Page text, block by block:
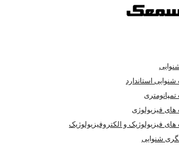
استاندارد
فیزیولوژی
فیزیولوژیک و الکتروفیزیولوژیک
شنوایی